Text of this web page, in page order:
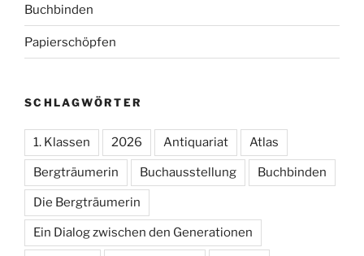
Buchbinden
Papierschöpfen
SCHLAGWÖRTER
1. Klassen 2026 Antiquariat Atlas
Bergträumerin Buchausstellung Buchbinden
Die Bergträumerin
Ein Dialog zwischen den Generationen